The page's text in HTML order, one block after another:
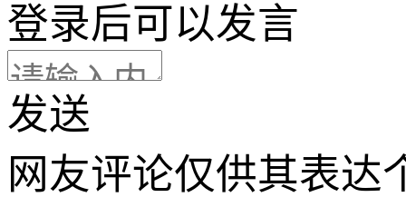
登录后可以发言
发送
网友评论仅供其表达